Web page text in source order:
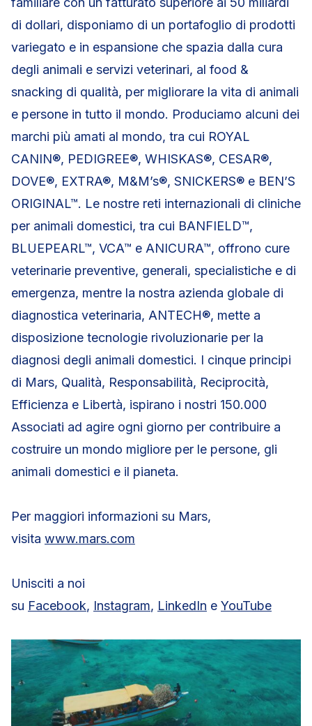
di dollari, disponiamo di un portafoglio di prodotti
variegato e in espansione che spazia dalla cura
degli animali e servizi veterinari, al food &
snacking di qualità, per migliorare la vita di animali
e persone in tutto il mondo. Produciamo alcuni dei
marchi più amati al mondo, tra cui ROYAL
CANIN®, PEDIGREE®, WHISKAS®, CESAR®,
DOVE®, EXTRA®, M&M’s®, SNICKERS® e BEN’S
ORIGINAL™. Le nostre reti internazionali di cliniche
per animali domestici, tra cui BANFIELD™,
BLUEPEARL™, VCA™ e ANICURA™, offrono cure
veterinarie preventive, generali, specialistiche e di
emergenza, mentre la nostra azienda globale di
diagnostica veterinaria, ANTECH®, mette a
disposizione tecnologie rivoluzionarie per la
diagnosi degli animali domestici. I cinque principi
di Mars, Qualità, Responsabilità, Reciprocità,
Efficienza e Libertà, ispirano i nostri 150.000
Associati ad agire ogni giorno per contribuire a
costruire un mondo migliore per le persone, gli
animali domestici e il pianeta.
Per maggiori informazioni su Mars,
visita www.mars.com
Unisciti a noi
su Facebook, Instagram, LinkedIn e YouTube